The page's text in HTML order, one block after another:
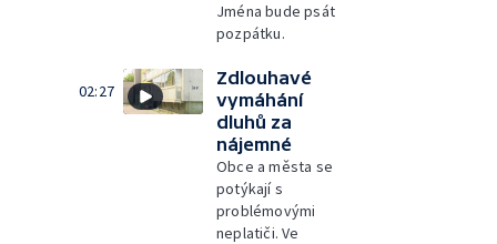
Jména bude psát
pozpátku.
02:27
Zdlouhavé
vymáhání
dluhů za
nájemné
Obce a města se
potýkají s
problémovými
neplatiči. Ve